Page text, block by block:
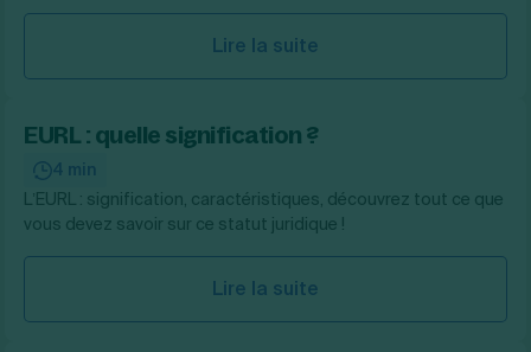
Lire la suite
EURL : quelle signification ?
4 min
L’EURL : signification, caractéristiques, découvrez tout ce que
vous devez savoir sur ce statut juridique !
Lire la suite